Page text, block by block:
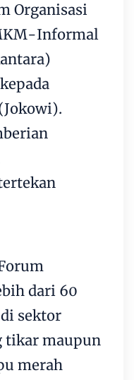
Organisasi
Informal
Jokowi).
dari 60
sektor
tikar maupun
merah